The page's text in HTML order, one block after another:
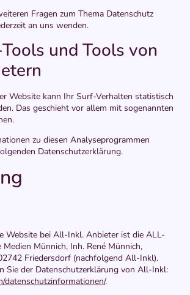
Fragen zum Thema Datenschutz
an uns wenden.
und Tools von
Website kann Ihr Surf-Verhalten statistisch
Das geschieht vor allem mit sogenannten
zu diesen Analyseprogrammen
Datenschutzerklärung.
Website bei All-Inkl. Anbieter ist die ALL-
Medien Münnich, Inh. René Münnich,
Friedersdorf (nachfolgend All-Inkl).
Sie der Datenschutzerklärung von All-Inkl:
datenschutzinformationen/.